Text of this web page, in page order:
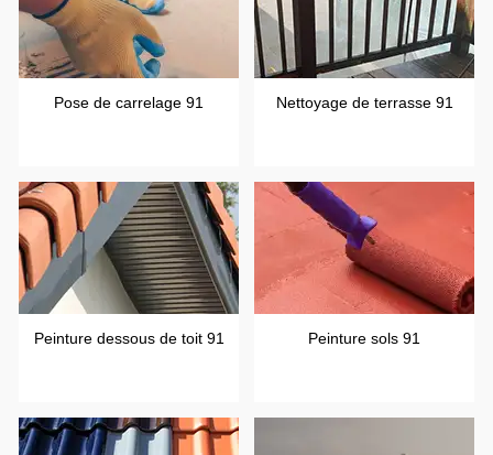
Pose de carrelage 91 Nettoyage de terrasse 91
Peinture dessous de toit 91 Peinture sols 91